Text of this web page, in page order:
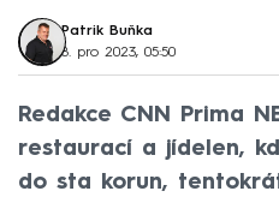
Patrik Buňka
8. pro 2023, 05:50
Redakce CNN Prima
restaurací a jídelen,
do sta korun,